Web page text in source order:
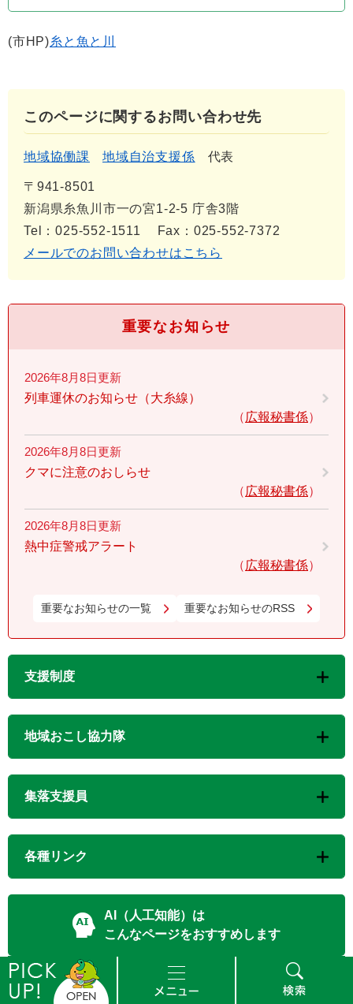
(市HP)糸と魚と川
このページに関するお問い合わせ先
地域協働課 地域自治支援係 代表
〒941-8501
新潟県糸魚川市一の宮1-2-5 庁舎3階
Tel：025-552-1511
Fax：025-552-7372
メールでのお問い合わせはこちら
重要なお知らせ
2026年8月8日更新
列車運休のお知らせ（大糸線）
広報秘書係
2026年8月8日更新
クマに注意のおしらせ
広報秘書係
2026年8月8日更新
熱中症警戒アラート
広報秘書係
重要なお知らせの一覧 重要なお知らせのRSS
支援制度
地域おこし協力隊
集落支援員
各種リンク
AI（人工知能）は
こんなページをおすすめします
地域づくりプラン